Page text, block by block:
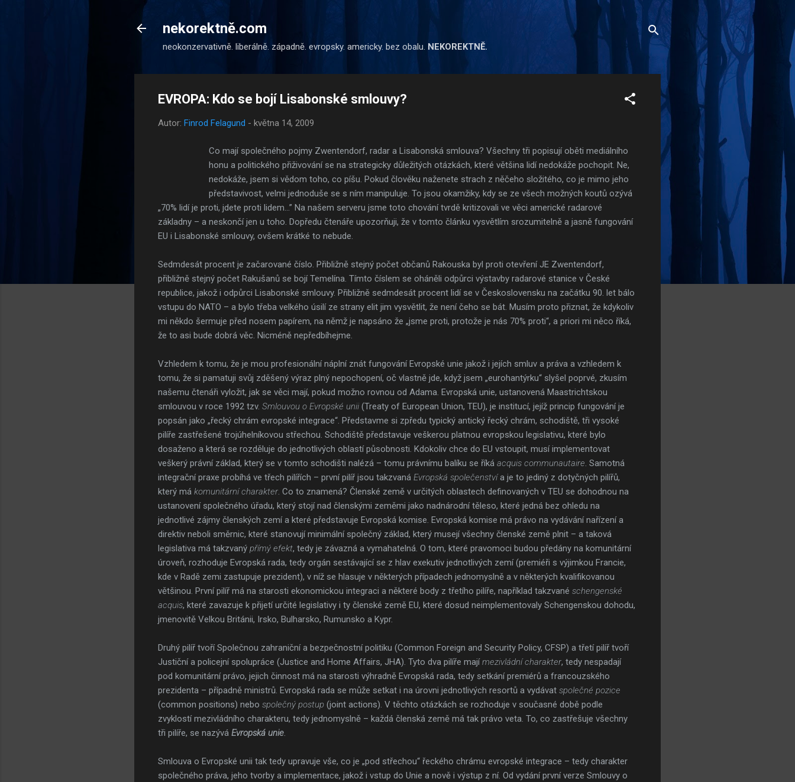
nekorektně.com
neokonzervativně. liberálně. západně. evropsky. americky. bez obalu. NEKOREKTNĚ.
EVROPA: Kdo se bojí Lisabonské smlouvy?
Autor: Finrod Felagund - května 14, 2009
Co mají společného pojmy Zwentendorf, radar a Lisabonská smlouva? Všechny tři popisují oběti mediálního
honu a politického přiživování se na strategicky důležitých otázkách, které většina lidí nedokáže pochopit. Ne,
nedokáže, jsem si vědom toho, co píšu. Pokud člověku naženete strach z něčeho složitého, co je mimo jeho
představivost, velmi jednoduše se s ním manipuluje. To jsou okamžiky, kdy se ze všech možných koutů ozývá
„70% lidí je proti, jdete proti lidem…” Na našem serveru jsme toto chování tvrdě kritizovali ve věci americké radarové
základny – a neskončí jen u toho. Dopředu čtenáře upozorňuji, že v tomto článku vysvětlím srozumitelně a jasně fungování
EU i Lisabonské smlouvy, ovšem krátké to nebude.
Sedmdesát procent je začarované číslo. Přibližně stejný počet občanů Rakouska byl proti otevření JE Zwentendorf,
přibližně stejný počet Rakušanů se bojí Temelína. Tímto číslem se oháněli odpůrci výstavby radarové stanice v České
republice, jakož i odpůrci Lisabonské smlouvy. Přibližně sedmdesát procent lidí se v Československu na začátku 90. let bálo
vstupu do NATO – a bylo třeba velkého úsilí ze strany elit jim vysvětlit, že není čeho se bát. Musím proto přiznat, že kdykoliv
mi někdo šermuje před nosem papírem, na němž je napsáno že „jsme proti, protože je nás 70% proti“, a priori mi něco říká,
že to asi bude dobrá věc. Nicméně nepředbíhejme.
Vzhledem k tomu, že je mou profesionální náplní znát fungování Evropské unie jakož i jejích smluv a práva a vzhledem k
tomu, že si pamatuji svůj zděšený výraz plný nepochopení, oč vlastně jde, když jsem „eurohantýrku“ slyšel poprvé, zkusím
našemu čtenáři vyložit, jak se věci mají, pokud možno rovnou od Adama. Evropská unie, ustanovená Maastrichtskou
smlouvou v roce 1992 tzv. Smlouvou o Evropské unii (Treaty of European Union, TEU), je institucí, jejíž princip fungování je
popsán jako „řecký chrám evropské integrace“. Představme si zpředu typický antický řecký chrám, schodiště, tři vysoké
pilíře zastřešené trojúhelníkovou střechou. Schodiště představuje veškerou platnou evropskou legislativu, které bylo
dosaženo a která se rozděluje do jednotlivých oblastí působnosti. Kdokoliv chce do EU vstoupit, musí implementovat
veškerý právní základ, který se v tomto schodišti nalézá – tomu právnímu balíku se říká acquis communautaire . Samotná
integrační praxe probíhá ve třech pilířích – první pilíř jsou takzvaná Evropská společenstvía je to jediný z dotyčných pilířů,
který má komunitární charakter. Co to znamená? Členské země v určitých oblastech definovaných v TEU se dohodnou na
ustanovení společného úřadu, který stojí nad členskými zeměmi jako nadnárodní těleso, které jedná bez ohledu na
jednotlivé zájmy členských zemí a které představuje Evropská komise. Evropská komise má právo na vydávání nařízení a
direktiv neboli směrnic, které stanovují minimální společný základ, který musejí všechny členské země plnit – a taková
legislativa má takzvaný přímý efekt, tedy je závazná a vymahatelná. O tom, které pravomoci budou předány na komunitární
úroveň, rozhoduje Evropská rada, tedy orgán sestávající se z hlav exekutiv jednotlivých zemí (premiéři s výjimkou Francie,
kde v Radě zemi zastupuje prezident), v níž se hlasuje v některých případech jednomyslně a v některých kvalifikovanou
většinou. První pilíř má na starosti ekonomickou integraci a některé body z třetího pilíře, například takzvané schengenské
acquis, které zavazuje k přijetí určité legislativy i ty členské země EU, které dosud neimplementovaly Schengenskou dohodu,
jmenovitě Velkou Británii, Irsko, Bulharsko, Rumunsko a Kypr.
Druhý pilíř tvoří Společnou zahraniční a bezpečnostní politiku (Common Foreign and Security Policy, CFSP) a třetí pilíř tvoří
Justiční a policejní spolupráce (Justice and Home Affairs, JHA). Tyto dva pilíře majímezivládní charakter, tedy nespadají
pod komunitární právo, jejich činnost má na starosti výhradně Evropská rada, tedy setkání premiérů a francouzského
prezidenta – případně ministrů. Evropská rada se může setkat i na úrovni jednotlivých resortů a vydávat společné pozice
(common positions) nebo společný postup (joint actions). V těchto otázkách se rozhoduje v současné době podle
zvyklostí mezivládního charakteru, tedy jednomyslně – každá členská země má tak právo veta. To, co zastřešuje všechny
tři pilíře, se nazývá Evropská unie
Smlouva o Evropské unii tak tedy upravuje vše, co je „pod střechou“ řeckého chrámu evropské integrace – tedy charakter
společného práva, jeho tvorby a implementace, jakož i vstup do Unie a nově i výstup z ní. Od vydání první verze Smlouvy o